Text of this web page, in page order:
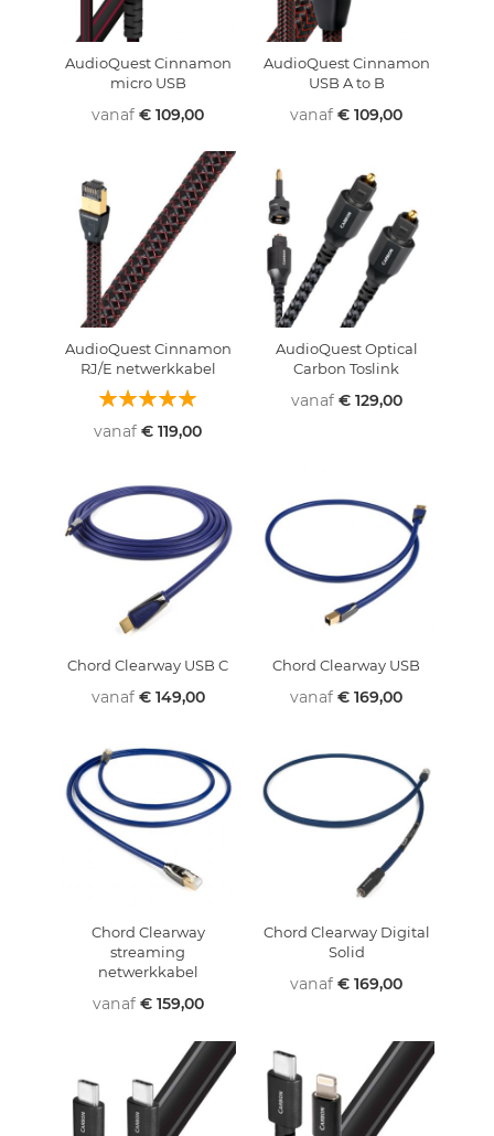
AudioQuest Cinnamon
micro USB
vanaf € 109,00
AudioQuest Cinnamon
USB A to B
vanaf € 109,00
AudioQuest Cinnamon
RJ/E netwerkkabel
Waardering:
vanaf € 119,00
AudioQuest Optical
Carbon Toslink
vanaf € 129,00
Chord Clearway USB C
vanaf € 149,00
Chord Clearway USB
vanaf € 169,00
Chord Clearway
streaming
netwerkkabel
vanaf € 159,00
Chord Clearway Digital
Solid
vanaf € 169,00